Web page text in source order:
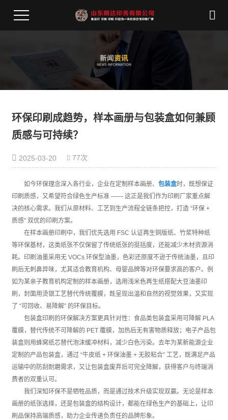
环保印刷成趋势，样本画册与包装盒如何兼顾
质感与可持续？​
2025-03-20 77次
如今环保理念深入各行业，企业在定制样本画册、包装盒时，既想保证
印刷质感，又希望符合绿色生产标准 —— 这正是我们作为印刷厂家重点解
决的核心需求。我们从原材料、工艺到生产流程全链条把控，打造 “环保 +
质感” 双优的印刷方案。
在样本画册印刷中，我们优先选用 FSC 认证再生铜版纸、竹浆特种纸
等环保基材，这类纸张不仅保留了传统纸张的挺括度，还能减少木材资源消
耗。印刷油墨采用无 VOCs 环保型油墨，色彩还原度不逊于传统油墨，且印
刷后无刺鼻异味，尤其适合教育机构、母婴品牌等对环保要求高的客户。例
如为某亲子教育机构定制的样本画册，选用浅米色再生纸搭配大豆油墨印
刷，封面用烫银工艺替代传统覆膜，既呈现出温和自然的视觉效果，又实现
了 “可回收、易降解” 的环保目标。
包装盒印刷的环保解决方案更具针对性：食品类包装盒采用可降解 PLA
覆膜，替代传统不可降解的 PET 覆膜，加热后无有害物质释放；电子产品包
装盒则用蜂窝纸芯替代泡沫缓冲材料，减少白色污染。去年为某新能源企业
定制的产品包装盒，通过 “牛皮纸 + 环保油墨 + 无胶粘合” 工艺，既满足产品
运输中的防刮耐磨需求，又让包装盒废弃后可完全降解，获得客户与终端消
费者的双重认可。
我们深知环保不是牺牲品质，而是通过技术升级实现双赢。无论是样本
画册的纸张选择，还是包装盒的结构设计，都能在绿色生产的基础上，让印
刷品保持高端质感，助力企业传递负责任的品牌形象。